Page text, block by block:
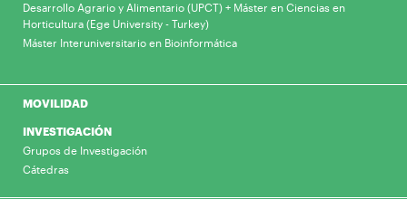
Desarrollo Agrario y Alimentario (UPCT) + Máster en Ciencias en
Horticultura (Ege University - Turkey)
Máster Interuniversitario en Bioinformática
MOVILIDAD
INVESTIGACIÓN
Grupos de Investigación
Cátedras